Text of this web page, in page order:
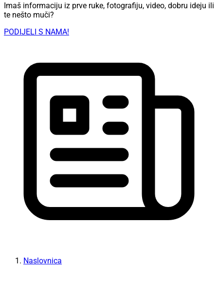
Imaš informaciju iz prve ruke, fotografiju, video, dobru ideju ili
te nešto muči?
PODIJELI S NAMA!
Naslovnica